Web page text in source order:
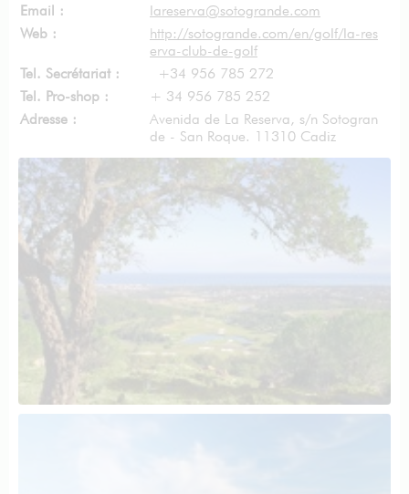
Email :
lareserva@sotogrande.com
Web :
http://sotogrande.com/en/golf/la-res
erva-club-de-golf
Tel. Secrétariat :
+34 956 785 272
Tel. Pro-shop :
+ 34 956 785 252
Adresse :
Avenida de La Reserva, s/n Sotogran
de - San Roque. 11310 Cadiz